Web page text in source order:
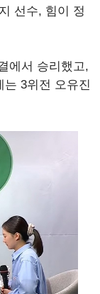
선수, 힘이 정
에서 승리했고,
3위전 오유진